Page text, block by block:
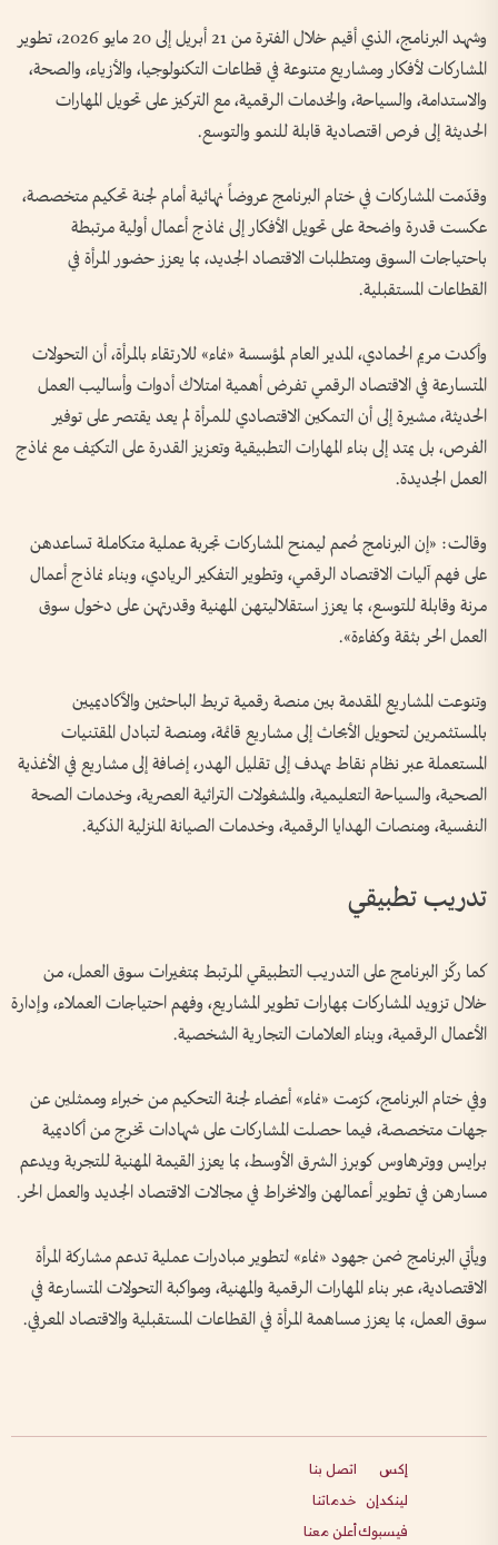
وشهد البرنامج، الذي أقيم خلال الفترة من 21 أبريل إلى 20 مايو 2026، تطوير
المشاركات لأفكار ومشاريع متنوعة في قطاعات التكنولوجيا، والأزياء، والصحة،
والاستدامة، والسياحة، والخدمات الرقمية، مع التركيز على تحويل المهارات
الحديثة إلى فرص اقتصادية قابلة للنمو والتوسع.
وقدّمت المشاركات في ختام البرنامج عروضاً نهائية أمام لجنة تحكيم متخصصة،
عكست قدرة واضحة على تحويل الأفكار إلى نماذج أعمال أولية مرتبطة
باحتياجات السوق ومتطلبات الاقتصاد الجديد، بما يعزز حضور المرأة في
القطاعات المستقبلية.
وأكدت مريم الحمادي، المدير العام لمؤسسة «نماء» للارتقاء بالمرأة، أن التحولات
المتسارعة في الاقتصاد الرقمي تفرض أهمية امتلاك أدوات وأساليب العمل
الحديثة، مشيرة إلى أن التمكين الاقتصادي للمرأة لم يعد يقتصر على توفير
الفرص، بل يمتد إلى بناء المهارات التطبيقية وتعزيز القدرة على التكيّف مع نماذج
العمل الجديدة.
وقالت: «إن البرنامج صُمم ليمنح المشاركات تجربة عملية متكاملة تساعدهن
على فهم آليات الاقتصاد الرقمي، وتطوير التفكير الريادي، وبناء نماذج أعمال
مرنة وقابلة للتوسع، بما يعزز استقلاليتهن المهنية وقدرتهن على دخول سوق
العمل الحر بثقة وكفاءة».
وتنوعت المشاريع المقدمة بين منصة رقمية تربط الباحثين والأكاديميين
بالمستثمرين لتحويل الأبحاث إلى مشاريع قائمة، ومنصة لتبادل المقتنيات
المستعملة عبر نظام نقاط يهدف إلى تقليل الهدر، إضافة إلى مشاريع في الأغذية
الصحية، والسياحة التعليمية، والمشغولات التراثية العصرية، وخدمات الصحة
النفسية، ومنصات الهدايا الرقمية، وخدمات الصيانة المنزلية الذكية.
تدريب تطبيقي
كما ركّز البرنامج على التدريب التطبيقي المرتبط بمتغيرات سوق العمل، من
خلال تزويد المشاركات بمهارات تطوير المشاريع، وفهم احتياجات العملاء، وإدارة
الأعمال الرقمية، وبناء العلامات التجارية الشخصية.
وفي ختام البرنامج، كرّمت «نماء» أعضاء لجنة التحكيم من خبراء وممثلين عن
جهات متخصصة، فيما حصلت المشاركات على شهادات تخرج من أكاديمية
برايس ووترهاوس كوبرز الشرق الأوسط، بما يعزز القيمة المهنية للتجربة ويدعم
مسارهن في تطوير أعمالهن والانخراط في مجالات الاقتصاد الجديد والعمل الحر.
ويأتي البرنامج ضمن جهود «نماء» لتطوير مبادرات عملية تدعم مشاركة المرأة
الاقتصادية، عبر بناء المهارات الرقمية والمهنية، ومواكبة التحولات المتسارعة في
سوق العمل، بما يعزز مساهمة المرأة في القطاعات المستقبلية والاقتصاد المعرفي.
إكس
لينكدإن
فيسبوك
اتصل بنا
خدماتنا
أعلن معنا